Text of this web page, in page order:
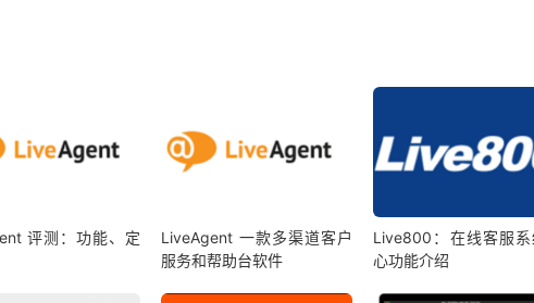
评测：功能、定
LiveAgent 一款多渠道客户
服务和帮助台软件
Live800：在线客服系
心功能介绍